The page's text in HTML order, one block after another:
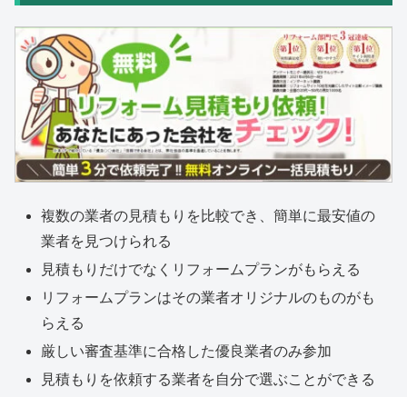
複数の業者の見積もりを比較でき、簡単に最安値の
業者を見つけられる
見積もりだけでなくリフォームプランがもらえる
リフォームプランはその業者オリジナルのものがも
らえる
厳しい審査基準に合格した優良業者のみ参加
見積もりを依頼する業者を自分で選ぶことができる